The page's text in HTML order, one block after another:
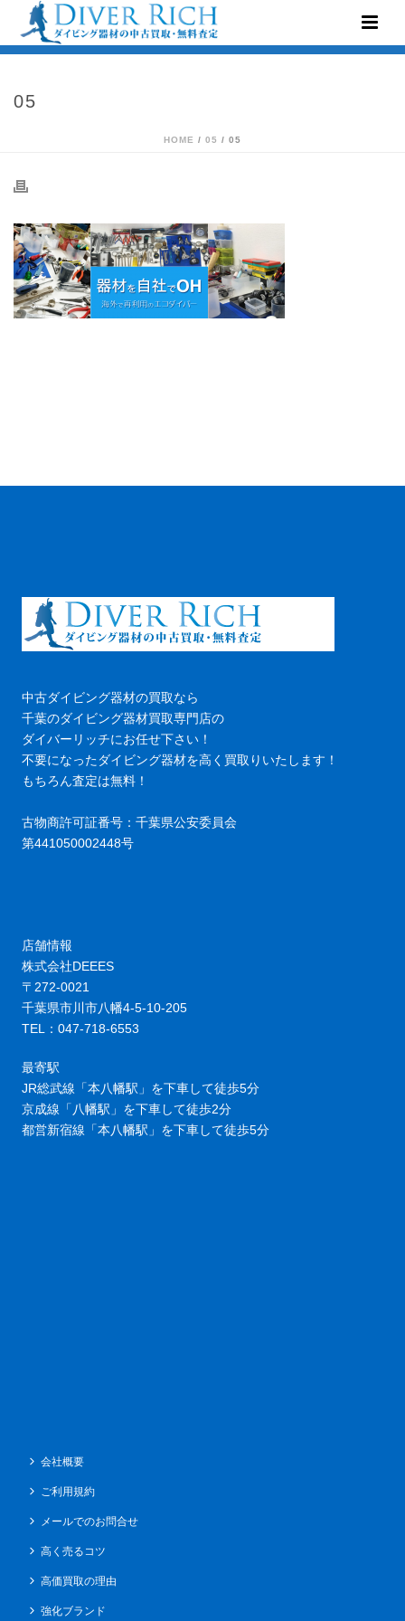
05
HOME / 05 / 05
中古ダイビング器材の買取なら
千葉のダイビング器材買取専門店の
ダイバーリッチにお任せ下さい！
不要になったダイビング器材を高く買取りいたします！
もちろん査定は無料！
古物商許可証番号：千葉県公安委員会
第441050002448号
店舗情報
株式会社DEEES
〒272-0021
千葉県市川市八幡4-5-10-205
TEL：047-718-6553
最寄駅
JR総武線「本八幡駅」を下車して徒歩5分
京成線「八幡駅」を下車して徒歩2分
都営新宿線「本八幡駅」を下車して徒歩5分
会社概要
ご利用規約
メールでのお問合せ
高く売るコツ
高価買取の理由
強化ブランド